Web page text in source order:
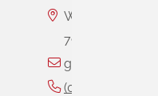
Wasserschloss
79418
(0